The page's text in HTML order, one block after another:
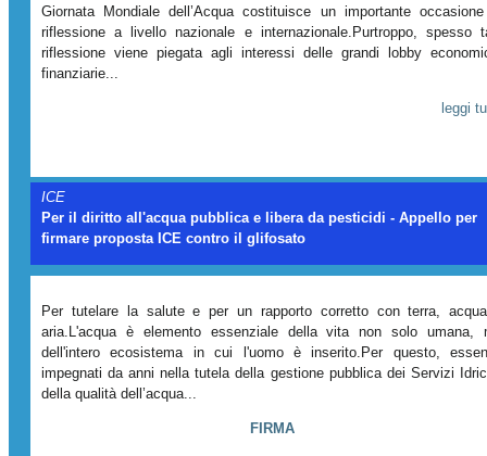
Giornata Mondiale dell’Acqua costituisce un importante
riflessione a livello nazionale e internazionale.Purtroppo, spesso
riflessione viene piegata agli interessi delle grandi lobby
finanziarie...
leggi
ICE
Per il diritto all'acqua pubblica e libera da pesticidi - Appello per
firmare proposta ICE contro il glifosato
Per tutelare la salute e per un rapporto corretto con terra,
aria.L'acqua è elemento essenziale della vita non solo umana,
dell'intero ecosistema in cui l'uomo è inserito.Per questo,
impegnati da anni nella tutela della gestione pubblica dei Servizi
della qualità dell’acqua...
FIRMA